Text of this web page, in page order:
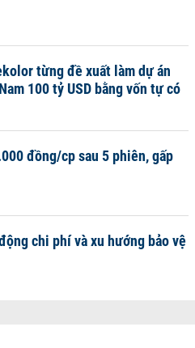
từng đề xuất làm dự án
100 tỷ USD bằng vốn tự có
đồng/cp sau 5 phiên, gấp
chi phí và xu hướng bảo vệ